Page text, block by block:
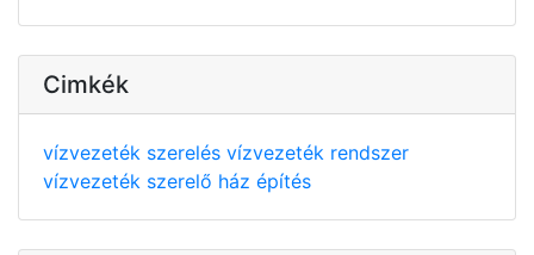
Cimkék
vízvezeték szerelés vízvezeték rendszer
vízvezeték szerelő ház építés